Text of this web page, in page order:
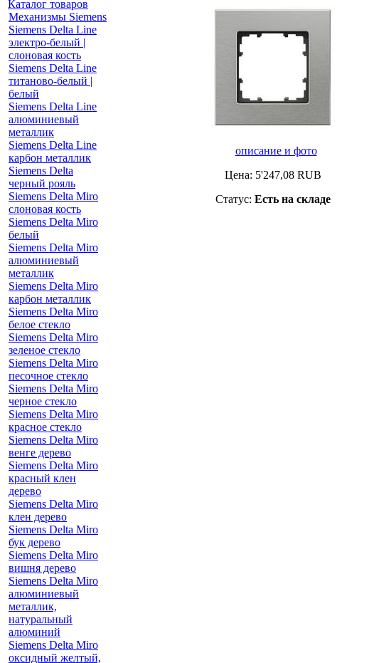
Каталог товаров
Механизмы Siemens
Siemens Delta Line
электро-белый |
слоновая кость
Siemens Delta Line
титаново-белый |
белый
Siemens Delta Line
алюминиевый
металлик
Siemens Delta Line
карбон металлик
Siemens Delta
черный рояль
Siemens Delta Miro
слоновая кость
Siemens Delta Miro
белый
Siemens Delta Miro
алюминиевый
металлик
Siemens Delta Miro
карбон металлик
Siemens Delta Miro
белое стекло
Siemens Delta Miro
зеленое стекло
Siemens Delta Miro
песочное стекло
Siemens Delta Miro
черное стекло
Siemens Delta Miro
красное стекло
Siemens Delta Miro
венге дерево
Siemens Delta Miro
красный клен
дерево
Siemens Delta Miro
клен дерево
Siemens Delta Miro
бук дерево
Siemens Delta Miro
вишня дерево
Siemens Delta Miro
алюминиевый
металлик,
натуральный
алюминий
Siemens Delta Miro
оксидный желтый,
описание и фото
Цена: 5'247,08RUB
Статус: Есть на складе